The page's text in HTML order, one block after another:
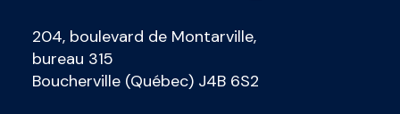
204, boulevard de Montarville,
bureau 315
Boucherville (Québec) J4B 6S2